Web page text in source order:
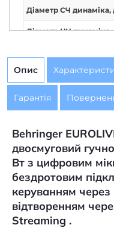
Діаметр СЧ
Діаметр НЧ
Опис
Гарантія
Behringer
двосмуговий
Вт з цифровим
бездротовим
керуванням
відтворенням
Streaming .